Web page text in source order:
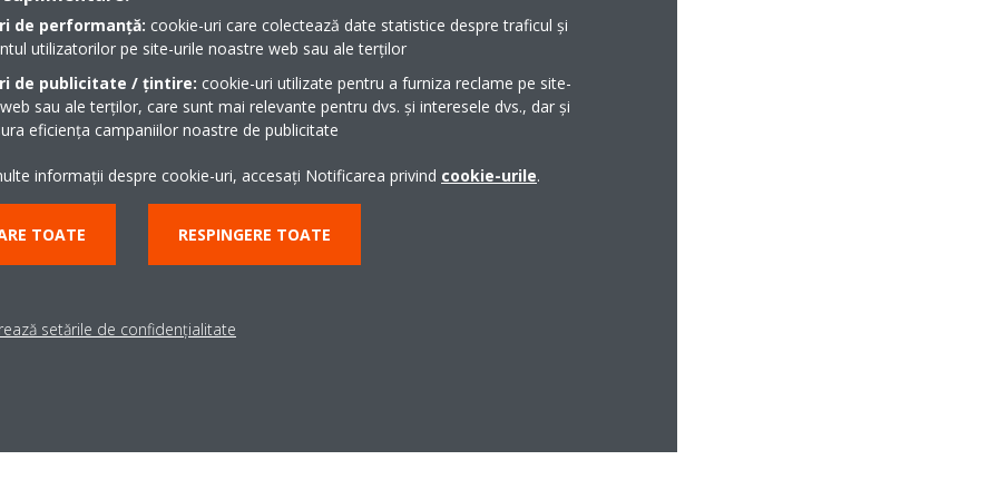
respirație
cu aer“ întărește, de asemenea, poziția de lider a
reflectă modul în care Daikin îi ajută pe oameni să
climatic eficient energetic și aer curat, proaspăt, într-un
a angajamentului de lungă durată al Daikin de a
Daikin Europe
cu vederea. Prin această campanie, ne-am dorit să
Daikin lucrează constant pentru a îmbunătăți aerul în
climatic, a sănătății și a sustenabilității și o reflectare a
contează cu adevărat.”
Daikin Europe
de performanță: cookie-uri care colectează date statistice despre traficul și
utilizatorilor pe site-urile noastre web sau ale terților
de publicitate / țintire: cookie-uri utilizate pentru a furniza reclame pe site-
sau ale terților, care sunt mai relevante pentru dvs. și interesele dvs., dar și
eficiența campaniilor noastre de publicitate
informații despre cookie-uri, accesați Notificarea privind cookie-urile.
TOATE RESPINGERE TOATE
setările de confidențialitate